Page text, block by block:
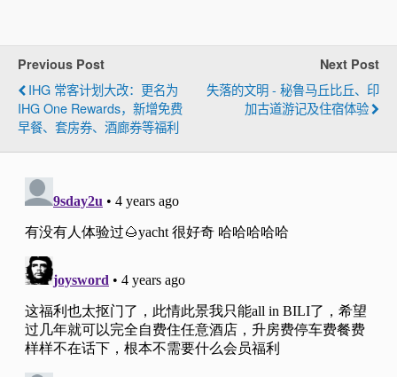
Previous Post
IHG 常客计划大改：更名为
IHG One Rewards，新增免费
早餐、套房券、酒廊券等福利
Next Post
失落的文明 - 秘鲁马丘比丘、印
加古道游记及住宿体验